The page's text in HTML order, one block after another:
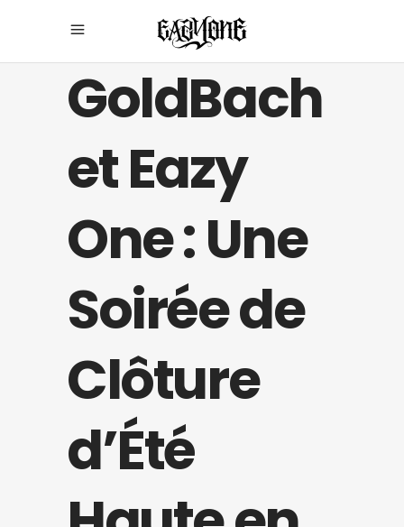
GoldBach
et Eazy
One : Une
Soirée de
Clôture
d’Été